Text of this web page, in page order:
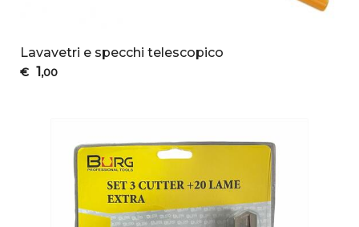
Lavavetri e specchi telescopico
€ 1 ,00